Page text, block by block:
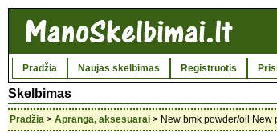
Pradžia Naujas skelbimas Registruotis
Skelbimas
Pradžia > Apranga, aksesuarai > New bmk powder/oil New